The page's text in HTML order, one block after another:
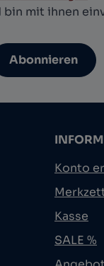
bin mit ihnen
Abonnieren
Konto
Kasse
SALE %